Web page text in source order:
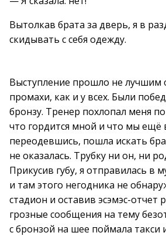
Вытолкав брата за дверь, я в
скидывать с себя одежду.
Выступление прошло не лучшим
промахи, как и у всех. Были
бронзу. Тренер похлопал меня по
что гордится мной и что мы ещё
переодевшись, пошла искать
не оказалась. Трубку ни он, ни
Прикусив губу, я отправилась в
и там этого негодника не
стадион и оставив эсэмэс-отчет
грозные сообщения на тему
с бронзой на шее поймала такси